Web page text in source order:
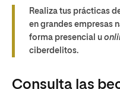
Realiza tus prácticas
en grandes empresas
forma presencial u
ciberdelitos.
Consulta las